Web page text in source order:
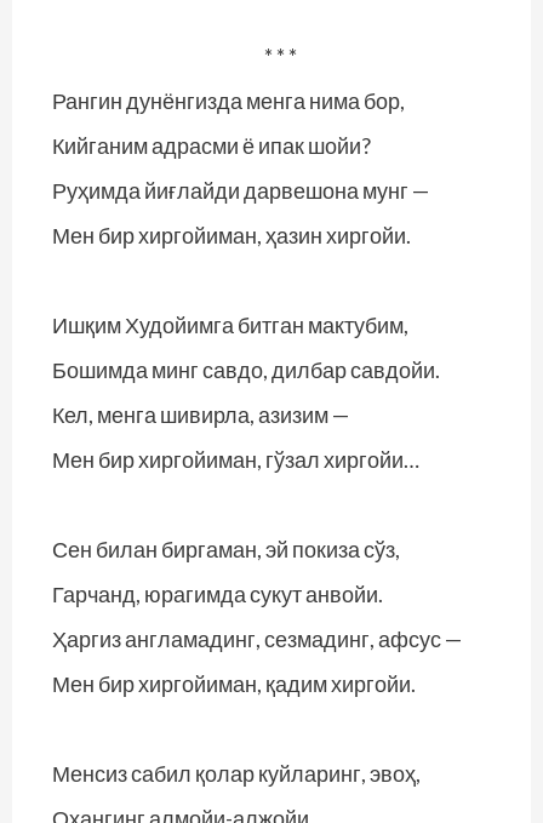
* * *
Рангин дунёнгизда менга нима бор,
Кийганим адрасми ё ипак шойи?
Руҳимда йиғлайди дарвешона мунг —
Мен бир хиргойиман, ҳазин хиргойи.
Ишқим Худойимга битган мактубим,
Бошимда минг савдо, дилбар савдойи.
Кел, менга шивирла, азизим —
Мен бир хиргойиман, гўзал хиргойи…
Сен билан биргаман, эй покиза сўз,
Гарчанд, юрагимда сукут анвойи.
Ҳаргиз англамадинг, сезмадинг, афсус —
Мен бир хиргойиман, қадим хиргойи.
Менсиз сабил қолар куйларинг, эвоҳ,